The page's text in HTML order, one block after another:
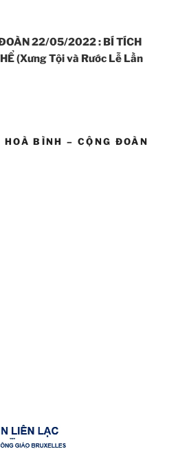
ĐOÀN 22/05/2022 : BÍ TÍCH
(Xưng Tội và Rước Lễ Lần
BÌNH – CỘNG ĐOÀN